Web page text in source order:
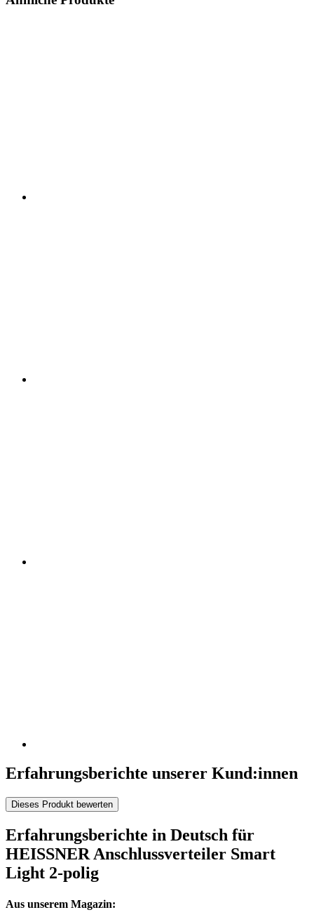
Erfahrungsberichte unserer Kund:innen
Dieses Produkt bewerten
Erfahrungsberichte in Deutsch für
HEISSNER Anschlussverteiler Smart
Light 2-polig
Aus unserem Magazin: